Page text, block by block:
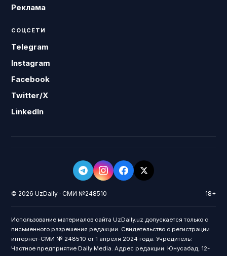
Реклама
СОЦСЕТИ
Telegram
Instagram
Facebook
Twitter/X
LinkedIn
© 2026 UzDaily · СМИ №248510 18+
Использование материалов сайта UzDaily.uz допускается только с
письменного разрешения редакции. Свидетельство о регистрации
интернет-СМИ № 248510 от 1 апреля 2024 года. Учредитель:
Частное предприятие Daily Media. Адрес редакции: Юнусабад, 12-